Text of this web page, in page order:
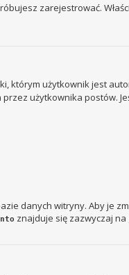
zarejestrować.
którym użytkownik jest
użytkownika postów.
danych witryny. Aby je
znajduje się zazwyczaj